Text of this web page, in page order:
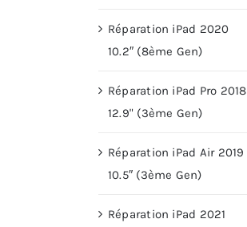
Réparation iPad 2020
10.2″ (8ème Gen)
Réparation iPad Pro 2018
12.9" (3ème Gen)
Réparation iPad Air 2019
10.5″ (3ème Gen)
Réparation iPad 2021